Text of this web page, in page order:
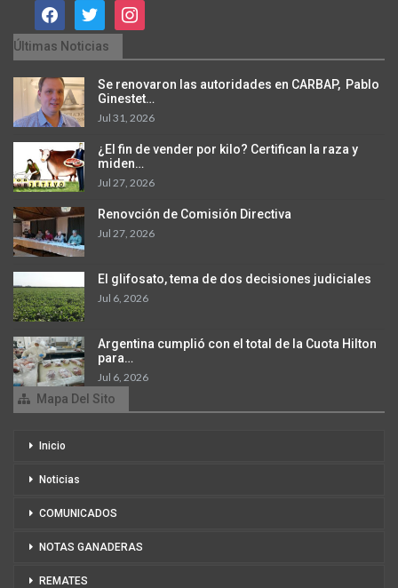
facebooktwitter instagram
Últimas Noticias
Se renovaron las autoridades en CARBAP, Pablo
Ginestet…
Jul 31, 2026
¿El fin de vender por kilo? Certifican la raza y
miden…
Jul 27, 2026
Renovción de Comisión Directiva
Jul 27, 2026
El glifosato, tema de dos decisiones judiciales
Jul 6, 2026
Argentina cumplió con el total de la Cuota Hilton
para…
Jul 6, 2026
Mapa Del Sito
Inicio
Noticias
COMUNICADOS
NOTAS GANADERAS
REMATES